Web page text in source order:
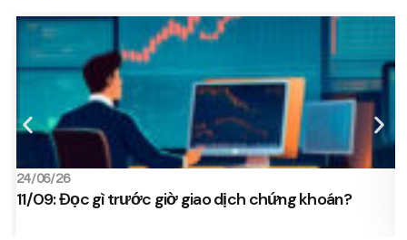
24/06/26
11/09: Đọc gì trước giờ giao dịch chứng khoán?